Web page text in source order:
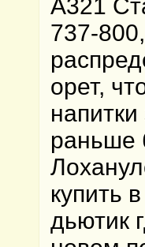
А321
737-
орет,
раньше
купить
дьютик